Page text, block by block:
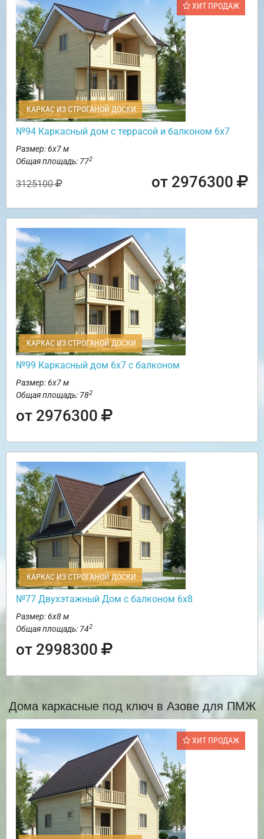
ХИТ ПРОДАЖ
КАРКАС ИЗ СТРОГАНОЙ ДОСКИ
№94 Каркасный дом с террасой и балконом 6х7
Размер: 6х7 м
Общая площадь: 772
3125100 от 2976300
КАРКАС ИЗ СТРОГАНОЙ ДОСКИ
№99 Каркасный дом 6х7 с балконом
Размер: 6х7 м
Общая площадь: 782
от 2976300
КАРКАС ИЗ СТРОГАНОЙ ДОСКИ
№77 Двухэтажный Дом с балконом 6х8
Размер: 6х8 м
Общая площадь: 742
от 2998300
Дома каркасные под ключ в Азове для ПМЖ
ХИТ ПРОДАЖ